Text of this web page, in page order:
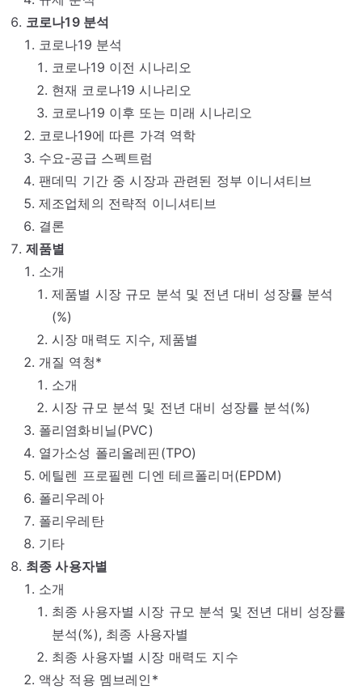
코로나19 분석
코로나19 분석
코로나19 이전 시나리오
현재 코로나19 시나리오
코로나19 이후 또는 미래 시나리오
코로나19에 따른 가격 역학
수요-공급 스펙트럼
팬데믹 기간 중 시장과 관련된 정부 이니셔티브
제조업체의 전략적 이니셔티브
결론
제품별
소개
제품별 시장 규모 분석 및 전년 대비 성장률 분석
(%)
시장 매력도 지수, 제품별
개질 역청*
소개
시장 규모 분석 및 전년 대비 성장률 분석(%)
폴리염화비닐(PVC)
열가소성 폴리올레핀(TPO)
에틸렌 프로필렌 디엔 테르폴리머(EPDM)
폴리우레아
폴리우레탄
기타
최종 사용자별
소개
최종 사용자별 시장 규모 분석 및 전년 대비 성장률
분석(%), 최종 사용자별
최종 사용자별 시장 매력도 지수
액상 적용 멤브레인*